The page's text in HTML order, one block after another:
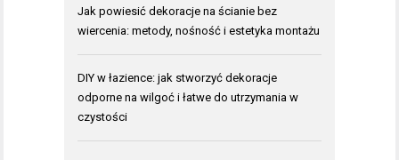
Jak powiesić dekoracje na ścianie bez
wiercenia: metody, nośność i estetyka montażu
DIY w łazience: jak stworzyć dekoracje
odporne na wilgoć i łatwe do utrzymania w
czystości